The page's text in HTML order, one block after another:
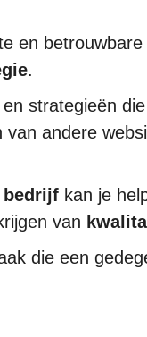
en
.
strategieën
andere
bedrijf kan je
van
die een